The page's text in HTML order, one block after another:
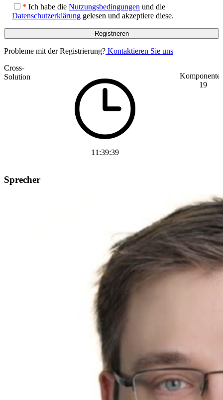
* Ich habe die Nutzungsbedingungen und die
Datenschutzerklärung gelesen und akzeptiere diese.
Probleme mit der Registrierung? Kontaktieren Sie uns
Cross-
Solution
11:39:39
19
Sprecher